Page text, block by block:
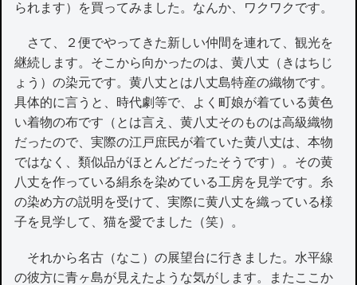
られます）を買ってみました。なんか、ワクワクです。
さて、２便でやってきた新しい仲間を連れて、観光を
継続します。そこから向かったのは、黄八丈（きはちじ
ょう）の染元です。黄八丈とは八丈島特産の織物です。
具体的に言うと、時代劇等で、よく町娘が着ている黄色
い着物の布です（とは言え、黄八丈そのものは高級織物
だったので、実際の江戸庶民が着ていた黄八丈は、本物
ではなく、類似品がほとんどだったそうです）。その黄
八丈を作っている絹糸を染めている工房を見学です。糸
の染め方の説明を受けて、実際に黄八丈を織っている様
子を見学して、猫を愛でました（笑）。
それから名古（なこ）の展望台に行きました。水平線
の彼方に青ヶ島が見えたような気がします。またここか